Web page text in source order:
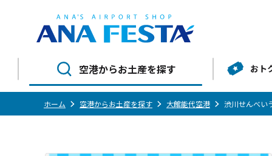
空港からお土産を探す おト
ホーム 空港からお土産を探す 大館能代空港 渋川せんべい